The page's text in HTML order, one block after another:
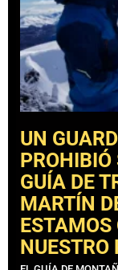
UN
PROHIBIÓ
GUÍA DE
MARTÍN
ESTAMOS
NUESTRO